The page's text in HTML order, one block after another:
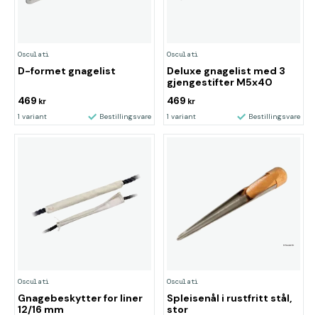
Osculati
D-formet gnagelist
469 kr
1 variant Bestillingsvare
Osculati
Deluxe gnagelist med 3
gjengestifter M5x40
469 kr
1 variant Bestillingsvare
Osculati
Gnagebeskytter for liner
12/16 mm
Osculati
Spleisenål i rustfritt stål,
stor